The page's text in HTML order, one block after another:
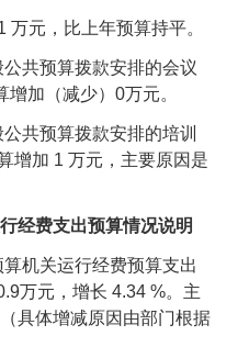
元，比上年预算持平。
共预算拨款安排的会议
加（减少）0万元。
预算拨款安排的培训
增加 1 万元，主要原因是
经费支出预算情况说明
机关运行经费预算支出
万元，增长 4.34 %。主
具体增减原因由部门根据